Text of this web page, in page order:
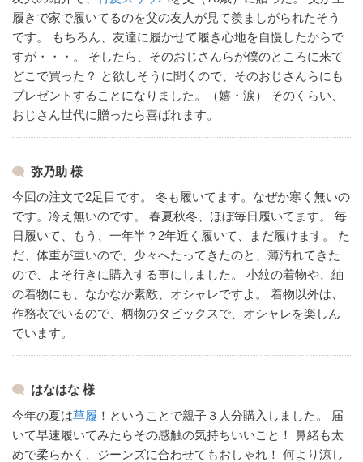
履きで家で履いてるのを父の友人が見て羨ましがられたそう
です。
もちろん、友達に履かせて履き心地を自慢したからで
すが・・・。
そしたら、そのおじさんらが僕のところに来て
どこで買った？ と欲しそうに聞くので、そのおじさんらにも
プレゼントすることになりました。（嬉・涙）
そのくらい、
おじさん世代に贈ったら喜ばれます。
弥乃助 様
今回の注文で2足目です。
冬も履いてます。なぜか寒く無いの
です。冷え無いのです。
春夏秋冬、ほぼ毎日履いてます。
毎
日履いて、もう、一年半？2年近く履いて、まだ履けます。
た
だ、体重が重いので、少々へたってきたのと、薄汚れてきた
ので、よそ行きに購入する事にしました。
小紋の着物や、紬
の着物にも、なかなか素敵、オシャレですよ。
着物以外は、
作務衣でいるので、柄物のタビックスで、オシャレを楽しん
でいます。
はなはな 様
今年の夏は草履 ！ということで親子３人分購入しました。
届
いて早速履いてみたらその感触の気持ちいいこと！ 鼻緒も太
めで柔らかく、ジーンズに合わせてもおしゃれ！ 何より涼し